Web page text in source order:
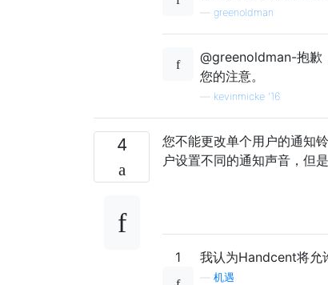
greenoldman
@greenoldman-抱歉
您的注意。
kevinmicke '16
4
您不能更改单个用户的通知
户设置不同的通知声音，但
1 我认为Handcent将允
机遇